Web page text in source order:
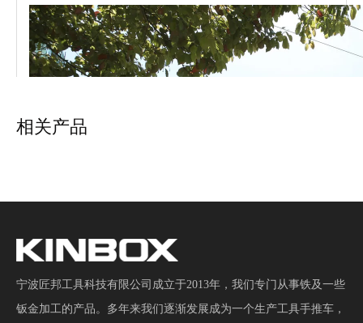
相关产品
6个工业车间的抽屉钢工具柜 10个抽屉钢工具储物柜用于商业
宁波匠邦工具科技有限公司成立于2013年，我们专门从事铁及一些
钣金加工的产品。多年来我们逐渐发展成为一个生产工具手推车，